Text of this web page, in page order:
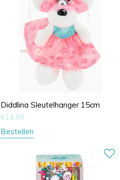
Diddlina Sleutelhanger 15cm
€14,99
Bestellen